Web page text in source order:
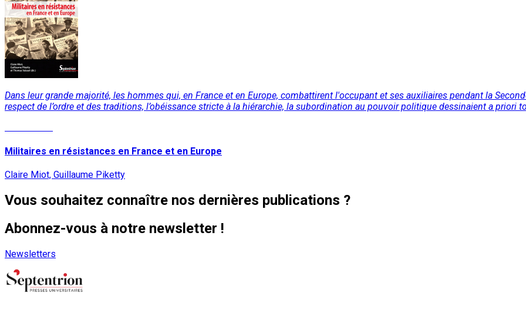
Dans leur grande majorité, les hommes qui, en France et en Europe, combattirent l'occupant et ses auxiliaires pendant la
respect de l’ordre et des traditions, l’obéissance stricte à la hiérarchie, la subordination au pouvoir politique dessinaient a priori
Militaires en résistances en France et en Europe
Claire Miot, Guillaume Piketty
Vous souhaitez connaître nos dernières publications ?
Abonnez-vous à notre newsletter !
Newsletters